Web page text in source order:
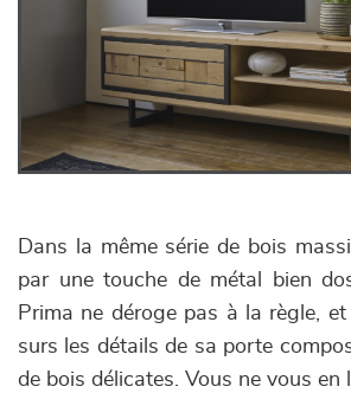
Dans la même série de bois
par une touche de métal bien
Prima ne déroge pas à la règle,
surs les détails de sa porte
de bois délicates. Vous ne vous en